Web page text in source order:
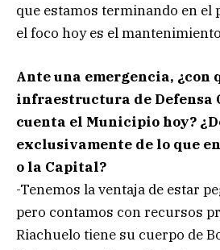
que estamos terminando en el
el foco hoy es el
Ante una emergencia, ¿con
infraestructura de Defensa
cuenta el Municipio hoy?
exclusivamente de lo que
o la Capital?
-Tenemos la ventaja de estar
pero contamos con recursos
Riachuelo tiene su cuerpo de